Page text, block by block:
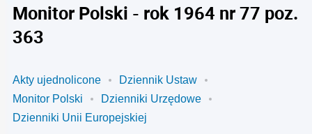
Monitor Polski - rok 1964 nr 77 poz.
363
Akty ujednolicone
Dziennik Ustaw
Monitor Polski
Dzienniki Urzędowe
Dzienniki Unii Europejskiej